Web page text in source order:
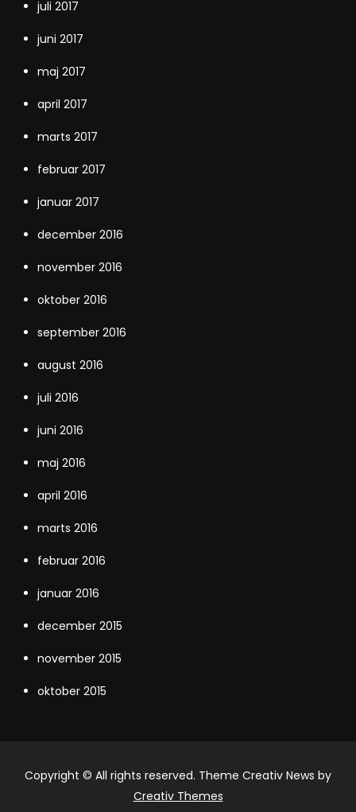
juli 2017
juni 2017
maj 2017
april 2017
marts 2017
februar 2017
januar 2017
december 2016
november 2016
oktober 2016
september 2016
august 2016
juli 2016
juni 2016
maj 2016
april 2016
marts 2016
februar 2016
januar 2016
december 2015
november 2015
oktober 2015
Copyright © All rights reserved. Theme Creativ News by
Creativ Themes